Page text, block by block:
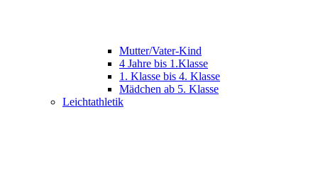
Mutter/Vater-Kind
4 Jahre bis 1.Klasse
1. Klasse bis 4. Klasse
Mädchen ab 5. Klasse
Leichtathletik